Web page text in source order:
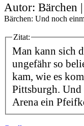
Autor: Bärchen
Bärchen: Und noch
Zitat:
Man kann sich
ungefähr so
kam, wie es
Pittsburgh.
Arena ein